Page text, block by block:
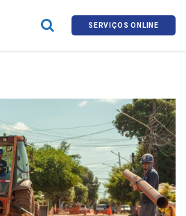
SERVIÇOS ONLINE